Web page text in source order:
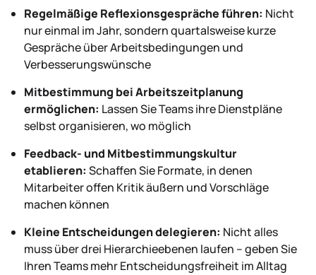
Regelmäßige Reflexionsgespräche führen: Nicht
nur einmal im Jahr, sondern quartalsweise kurze
Gespräche über Arbeitsbedingungen und
Verbesserungswünsche
Mitbestimmung bei Arbeitszeitplanung
ermöglichen: Lassen Sie Teams ihre Dienstpläne
selbst organisieren, wo möglich
Feedback- und Mitbestimmungskultur
etablieren: Schaffen Sie Formate, in denen
Mitarbeiter offen Kritik äußern und Vorschläge
machen können
Kleine Entscheidungen delegieren: Nicht alles
muss über drei Hierarchieebenen laufen – geben Sie
Ihren Teams mehr Entscheidungsfreiheit im Alltag